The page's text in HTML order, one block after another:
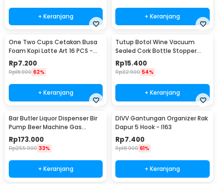
+ Keranjang + Keranjang
One Two Cups Cetakan Busa
Foam Kopi Latte Art 16 PCS -
JJYE01
Rp7.200
Rp18.900 62%
+ Keranjang
Tutup Botol Wine Vacuum
Sealed Cork Bottle Stopper
Stainless Steel - G94529
Rp15.400
Rp32.900 54%
+ Keranjang
Bar Butler Liquor Dispenser Bir
Pump Beer Machine Gas
Station 900ml - P-36
Rp173.000
Rp255.900 33%
+ Keranjang
DIVV Gantungan Organizer Rak
Dapur 5 Hook - I163
Rp7.400
Rp18.900 61%
+ Keranjang